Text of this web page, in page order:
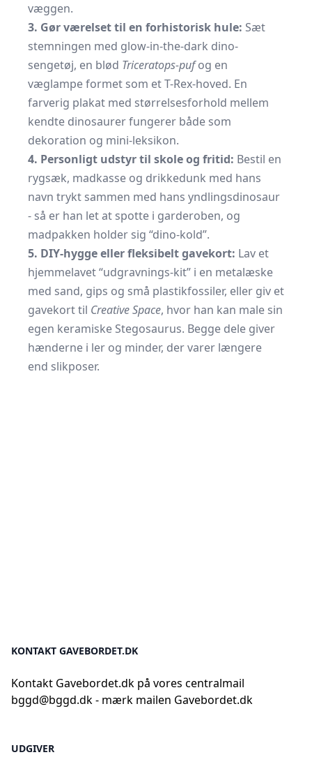
væggen.
3. Gør værelset til en forhistorisk hule: Sæt
stemningen med glow-in-the-dark dino-
sengetøj, en blød Triceratops-pufog en
væglampe formet som et T-Rex-hoved. En
farverig plakat med størrelsesforhold mellem
kendte dinosaurer fungerer både som
dekoration og mini-leksikon.
4. Personligt udstyr til skole og fritid: Bestil en
rygsæk, madkasse og drikkedunk med hans
navn trykt sammen med hans yndlingsdinosaur
- så er han let at spotte i garderoben, og
madpakken holder sig “dino-kold”.
5. DIY-hygge eller fleksibelt gavekort: Lav et
hjemmelavet “udgravnings-kit” i en metalæske
med sand, gips og små plas­tikfossiler, eller giv et
gavekort til Creative Space, hvor han kan male sin
egen keramiske Stegosaurus. Begge dele giver
hænderne i ler og minder, der varer længere
end slikposer.
KONTAKT GAVEBORDET.DK
Kontakt Gavebordet.dk på vores centralmail
bggd@bggd.dk- mærk mailen Gavebordet.dk
UDGIVER